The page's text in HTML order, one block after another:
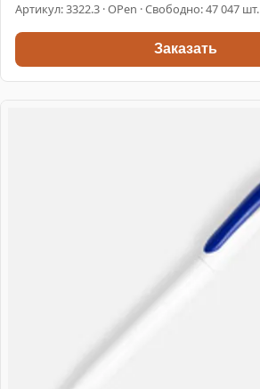
Артикул:3322.3 · OPen · Свободно: 47 047 шт.
Заказать